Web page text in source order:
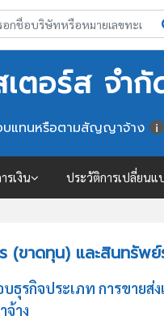
ตอร์ส จำกั
บแทนหรือตามสัญญาจ้าง
รเงิน ประวัติการเปลี่ยนแ
ร (ขาดทุน) และสินท
รกิจประเภท การขายส่
าง